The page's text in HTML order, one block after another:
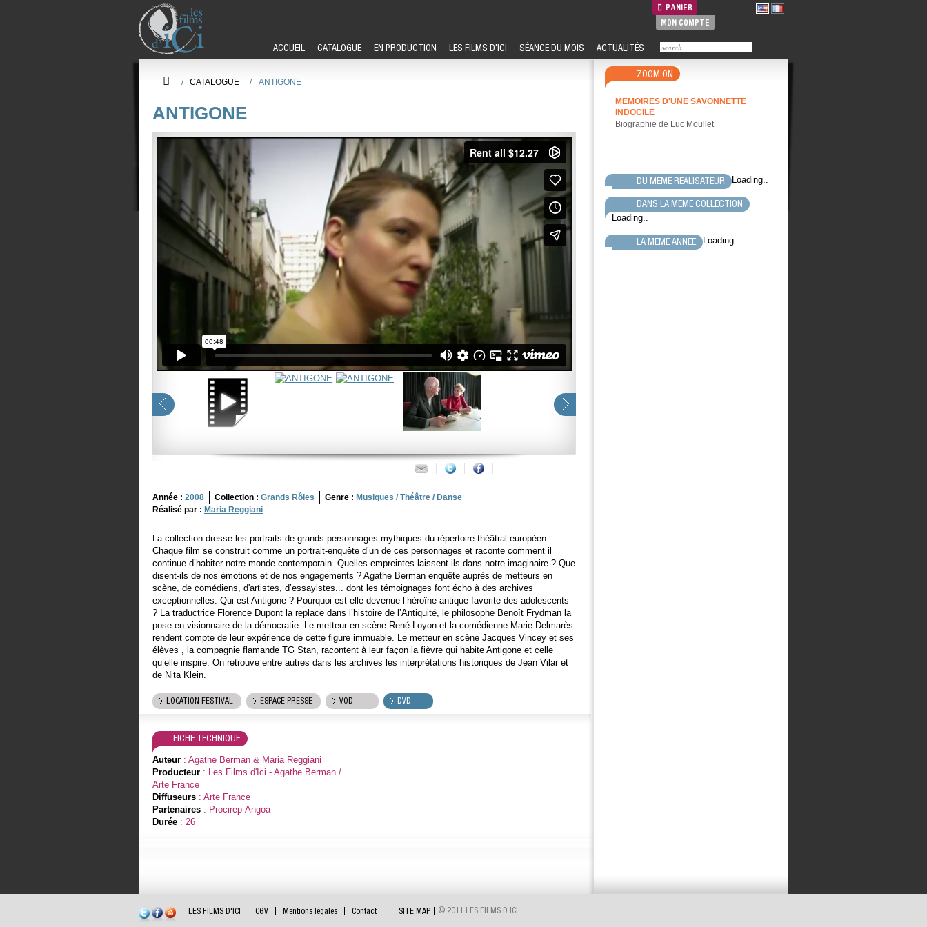
PANIER
MON COMPTE
ACCUEIL CATALOGUE EN PRODUCTION LES FILMS D'ICI SÉANCE DU MOIS ACTUALITÉS
/ CATALOGUE / ANTIGONE
ANTIGONE
Année : 2008 Collection : Grands Rôles Genre : Musiques / Théâtre / Danse
Réalisé par : Maria Reggiani
La collection dresse les portraits de grands personnages mythiques du répertoire théâtral européen.
Chaque film se construit comme un portrait-enquête d’un de ces personnages et raconte comment il
continue d’habiter notre monde contemporain. Quelles empreintes laissent-ils dans notre imaginaire ? Que
disent-ils de nos émotions et de nos engagements ? Agathe Berman enquête auprès de metteurs en
scène, de comédiens, d'artistes, d’essayistes... dont les témoignages font écho à des archives
exceptionnelles. Qui est Antigone ? Pourquoi est-elle devenue l’héroïne antique favorite des adolescents
? La traductrice Florence Dupont la replace dans l’histoire de l’Antiquité, le philosophe Benoît Frydman la
pose en visionnaire de la démocratie. Le metteur en scène René Loyon et la comédienne Marie Delmarès
rendent compte de leur expérience de cette figure immuable. Le metteur en scène Jacques Vincey et ses
élèves , la compagnie flamande TG Stan, racontent à leur façon la fièvre qui habite Antigone et celle
qu’elle inspire. On retrouve entre autres dans les archives les interprétations historiques de Jean Vilar et
de Nita Klein.
LOCATION FESTIVAL ESPACE PRESSE VOD DVD
FICHE TECHNIQUE
Auteur : Agathe Berman & Maria Reggiani
Producteur : Les Films d'Ici - Agathe Berman /
Arte France
Diffuseurs : Arte France
Partenaires : Procirep-Angoa
Durée : 26
ZOOM ON
MEMOIRES D'UNE SAVONNETTE
INDOCILE
Biographie de Luc Moullet
DU MEME REALISATEUR Loading..
DANS LA MEME COLLECTION
Loading..
LA MEME ANNEE Loading..
LES FILMS D'ICI CGV Mentions légales Contact SITE MAP © 2011 LES FILMS D ICI